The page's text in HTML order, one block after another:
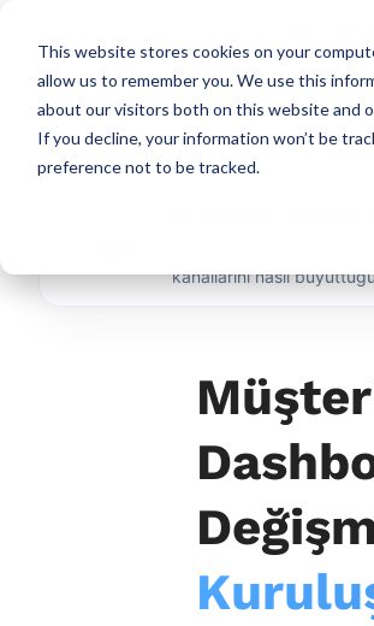
This website stores cookies on your
allow us to remember you. We use this
about our visitors both on this website and
If you decline, your information won’t be
preference not to be tracked.
AI Destekli
★ ÖNE ÇIKAN VAKA
Artiwise,
Borusan Next'in,
kanallarını nasıl